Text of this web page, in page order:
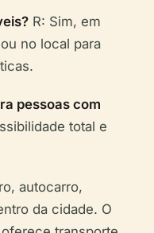
R: Sim, em
no local para
pessoas com
total e
autocarro,
da cidade. O